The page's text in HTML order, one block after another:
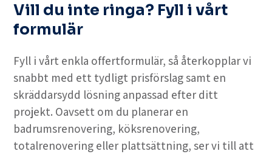
Vill du inte ringa? Fyll i vårt
formulär
Fyll i vårt enkla offertformulär, så återkopplar vi
snabbt med ett tydligt prisförslag samt en
skräddarsydd lösning anpassad efter ditt
projekt. Oavsett om du planerar en
badrumsrenovering, köksrenovering,
totalrenovering eller plattsättning, ser vi till att